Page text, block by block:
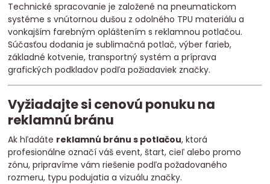
Technické spracovanie je založené na pneumatickom
systéme s vnútornou dušou z odolného TPU materiálu a
vonkajším farebným opláštením s reklamnou potlačou.
Súčasťou dodania je sublimačná potlač, výber farieb,
základné kotvenie, transportný systém a príprava
grafických podkladov podľa požiadaviek značky.
Vyžiadajte si cenovú ponuku na
reklamnú bránu
Ak hľadáte reklamnú bránu s potlačou, ktorá
profesionálne označí váš event, štart, cieľ alebo promo
zónu, pripravíme vám riešenie podľa požadovaného
rozmeru, typu podujatia a vizuálu značky.